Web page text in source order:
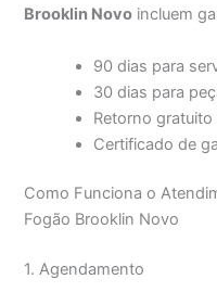
Brooklin Novo incluem
90 dias para
30 dias para
Retorno
Certificado de
Como Funciona o
Fogão Brooklin Novo
1. Agendamento